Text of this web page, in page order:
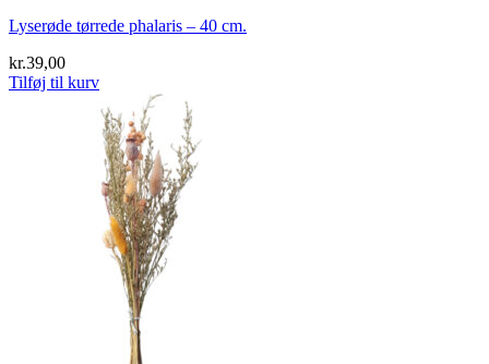
Lyserøde tørrede phalaris – 40 cm.
kr.39,00
Tilføj til kurv